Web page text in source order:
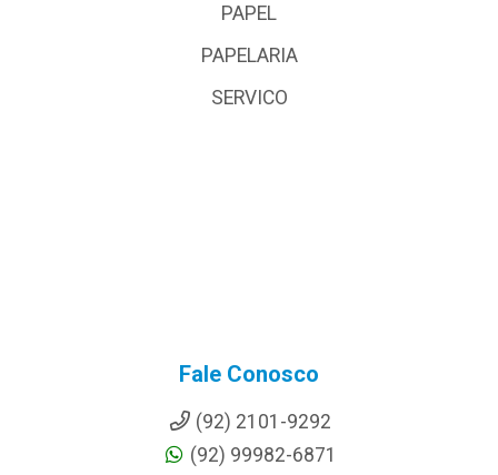
PAPEL
PAPELARIA
SERVICO
Fale Conosco
(92) 2101-9292
(92) 99982-6871